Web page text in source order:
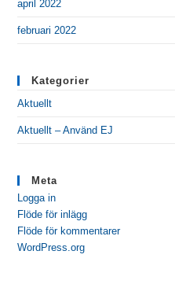
april 2022
februari 2022
Kategorier
Aktuellt
Aktuellt – Använd EJ
Meta
Logga in
Flöde för inlägg
Flöde för kommentarer
WordPress.org